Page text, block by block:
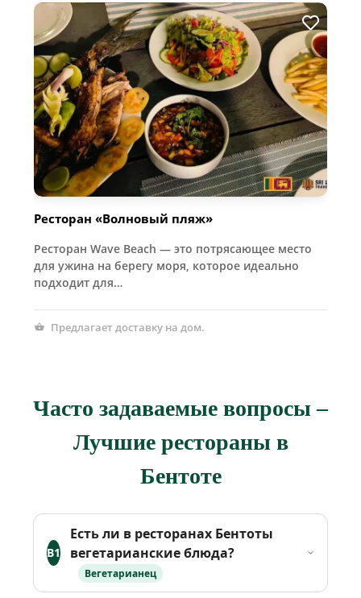
Ресторан «Волновый пляж»
Ресторан Wave Beach — это потрясающее место
для ужина на берегу моря, которое идеально
подходит для…
Предлагает доставку на дом.
Часто задаваемые вопросы –
Лучшие рестораны в
Бентоте
В1
Есть ли в ресторанах Бентоты
вегетарианские блюда?
Вегетарианец